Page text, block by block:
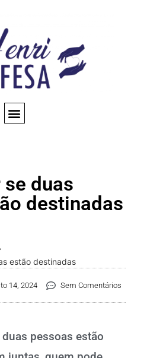
duas
destinadas
estão destinadas
14, 2024 Sem Comentários
pessoas estão